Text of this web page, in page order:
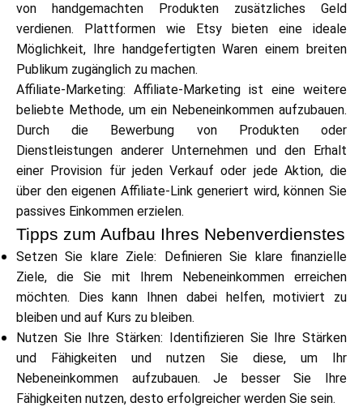
Mein Konto
Finanzierung erhalten
ask@scrambleup.com
+372 712 2955
von handgemachten Produkten zusätzliches Geld
verdienen. Plattformen wie Etsy bieten eine ideale
Möglichkeit, Ihre handgefertigten Waren einem breiten
Publikum zugänglich zu machen.
Affiliate-Marketing: Affiliate-Marketing ist eine weitere
beliebte Methode, um ein Nebeneinkommen aufzubauen.
Durch die Bewerbung von Produkten oder
Dienstleistungen anderer Unternehmen und den Erhalt
einer Provision für jeden Verkauf oder jede Aktion, die
über den eigenen Affiliate-Link generiert wird, können Sie
passives Einkommen erzielen.
Tipps zum Aufbau Ihres Nebenverdienstes
Setzen Sie klare Ziele: Definieren Sie klare finanzielle
Ziele, die Sie mit Ihrem Nebeneinkommen erreichen
möchten. Dies kann Ihnen dabei helfen, motiviert zu
bleiben und auf Kurs zu bleiben.
Nutzen Sie Ihre Stärken: Identifizieren Sie Ihre Stärken
und Fähigkeiten und nutzen Sie diese, um Ihr
Nebeneinkommen aufzubauen. Je besser Sie Ihre
Fähigkeiten nutzen, desto erfolgreicher werden Sie sein.